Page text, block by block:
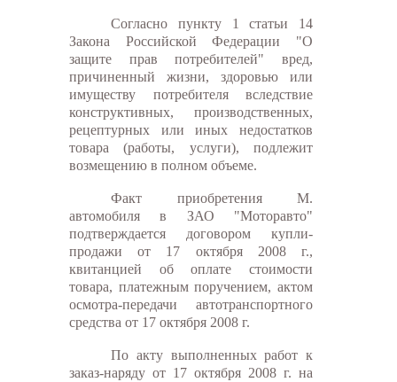
Согласно пункту 1 статьи 14
Закона Российской Федерации "О
защите прав потребителей" вред,
причиненный жизни, здоровью или
имуществу потребителя вследствие
конструктивных, производственных,
рецептурных или иных недостатков
товара (работы, услуги), подлежит
возмещению в полном объеме.
Факт приобретения М.
автомобиля в ЗАО "Моторавто"
подтверждается договором купли-
продажи от 17 октября 2008 г.,
квитанцией об оплате стоимости
товара, платежным поручением, актом
осмотра-передачи автотранспортного
средства от 17 октября 2008 г.
По акту выполненных работ к
заказ-наряду от 17 октября 2008 г. на